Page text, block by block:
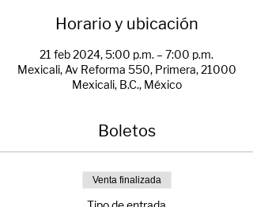
Horario y ubicación
21 feb 2024, 5:00 p.m. – 7:00 p.m.
Mexicali, Av Reforma 550, Primera, 21000
Mexicali, B.C., México
Boletos
Venta finalizada